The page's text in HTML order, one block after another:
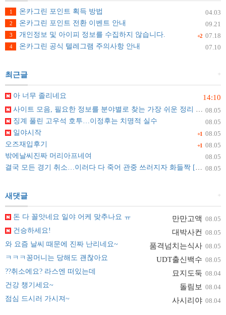
04.03
1
온카그린 포인트 획득 방법
09.21
2 온카그린 포인트 전환 이벤트 안내
+2 07.18
3
개인정보 및 아이피 정보를 수집하지 않습니다.
07.10
4 온카그린 공식 텔레그램 주의사항 안내
+
최근글
14:10
아 너무 졸리네요
08.05
사이트 모음, 필요한 정보를 분야별로 찾는 가장 쉬운 정리 방법
08.05
징계 풀린 고우석 호투…이정후는 치명적 실수
+1 08.05
일야시작
+1 08.05
오즈재입후기
08.05
밖에날씨진짜 머리아프네여
08.05
결국 모든 경기 취소…이러다 다 죽어 관중 쓰러지자 화들짝 [자막뉴스]
+
새댓글
만만고액 08.05
돈 다 꼴앗네요 일야 어케 맞추나요 ㅠ
대박사컨 08.05
건승하세요!
품격넘치는식사 08.05
와 요즘 날씨 때문에 진짜 난리네요~
UDT출신백수 08.05
ㅋㅋㅋ꽁머니는 당해도 괜찮아요
묘지도둑 08.04
??취소에요? 라스엔 떠있는데
돌림보 08.04
건강 챙기세요~
사시리야 08.04
점심 드시러 가시져~